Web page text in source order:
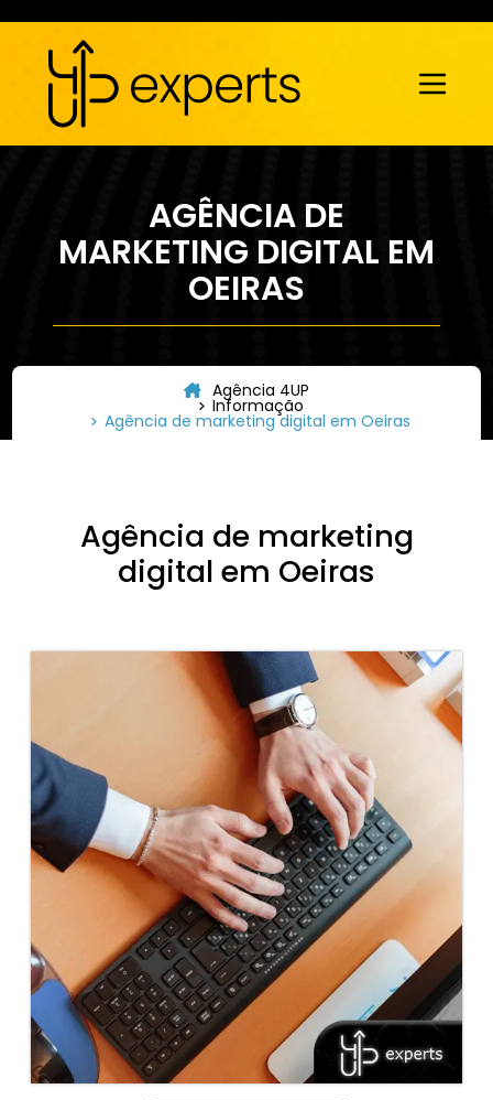
AGÊNCIA DE
MARKETING DIGITAL EM
OEIRAS
Agência 4UP
Informação
Agência de marketing digital em Oeiras
Agência de marketing
digital em Oeiras